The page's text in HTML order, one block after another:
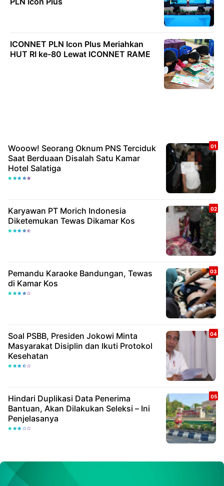
ICONNET PLN Icon Plus Meriahkan
HUT RI ke-80 Lewat ICONNET RAME
Wooow! Seorang Oknum PNS Terciduk
Saat Berduaan Disalah Satu Kamar
Hotel Salatiga
Karyawan PT Morich Indonesia
Diketemukan Tewas Dikamar Kos
Pemandu Karaoke Bandungan, Tewas
di Kamar Kos
Soal PSBB, Presiden Jokowi Minta
Masyarakat Disiplin dan Ikuti Protokol
Kesehatan
Hindari Duplikasi Data Penerima
Bantuan, Akan Dilakukan Seleksi – Ini
Penjelasanya